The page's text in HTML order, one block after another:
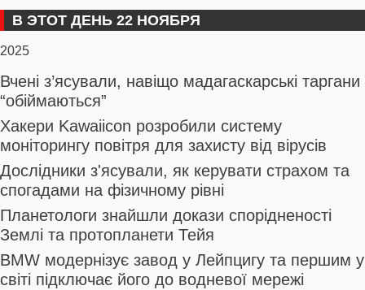
В ЭТОТ ДЕНЬ 22 НОЯБРЯ
2025
Вчені з’ясували, навіщо мадагаскарські таргани
“обіймаються”
Хакери Kawaiicon розробили систему
моніторингу повітря для захисту від вірусів
Дослідники з'ясували, як керувати страхом та
спогадами на фізичному рівні
Планетологи знайшли докази спорідненості
Землі та протопланети Тейя
BMW модернізує завод у Лейпцигу та першим у
світі підключає його до водневої мережі